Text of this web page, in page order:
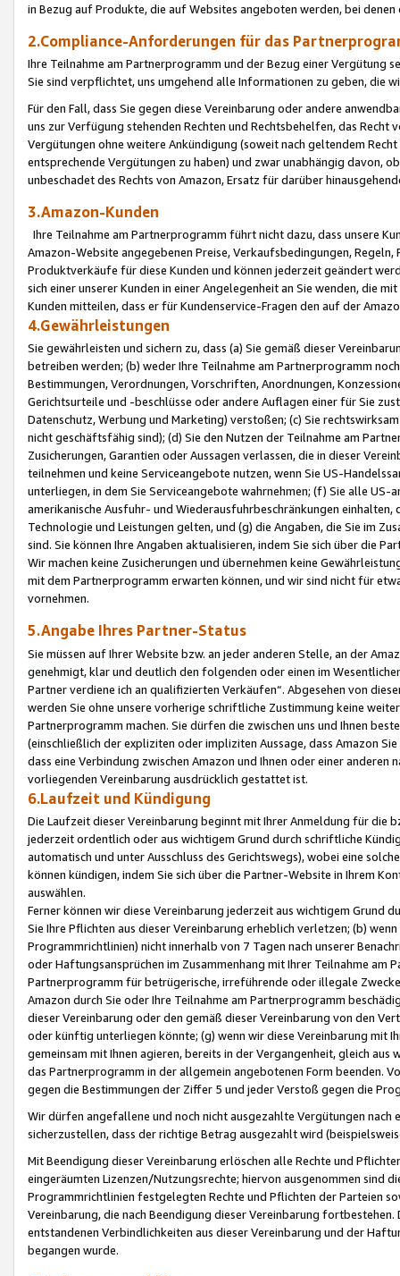
in Bezug auf Produkte, die auf Websites angeboten werden, bei
2.Compliance-Anforderungen für das
Ihre Teilnahme am Partnerprogramm und der Bezug einer Vergütung
Sie sind verpflichtet, uns umgehend alle Informationen zu geben, die
Für den Fall, dass Sie gegen diese Vereinbarung oder andere
uns zur Verfügung stehenden Rechten und Rechtsbehelfen, das
Vergütungen ohne weitere Ankündigung (soweit nach geltendem
entsprechende Vergütungen zu haben) und zwar unabhängig davon,
unbeschadet des Rechts von Amazon, Ersatz für darüber
3.Amazon-Kunden
Ihre Teilnahme am Partnerprogramm führt nicht dazu, dass unsere
Amazon-Website angegebenen Preise, Verkaufsbedingungen,
Produktverkäufe für diese Kunden und können jederzeit geändert
sich einer unserer Kunden in einer Angelegenheit an Sie wenden, die
Kunden mitteilen, dass er für Kundenservice-Fragen den auf der
4.Gewährleistungen
Sie gewährleisten und sichern zu, dass (a) Sie gemäß dieser
betreiben werden; (b) weder Ihre Teilnahme am Partnerprogramm
Bestimmungen, Verordnungen, Vorschriften, Anordnungen,
Gerichtsurteile und -beschlüsse oder andere Auflagen einer für Sie
Datenschutz, Werbung und Marketing) verstoßen; (c) Sie
nicht geschäftsfähig sind); (d) Sie den Nutzen der Teilnahme am
Zusicherungen, Garantien oder Aussagen verlassen, die in dieser
teilnehmen und keine Serviceangebote nutzen, wenn Sie US-
unterliegen, in dem Sie Serviceangebote wahrnehmen; (f) Sie alle
amerikanische Ausfuhr- und Wiederausfuhrbeschränkungen
Technologie und Leistungen gelten, und (g) die Angaben, die Sie im
sind. Sie können Ihre Angaben aktualisieren, indem Sie sich über die
Wir machen keine Zusicherungen und übernehmen keine
mit dem Partnerprogramm erwarten können, und wir sind nicht für
vornehmen.
5.Angabe Ihres Partner-Status
Sie müssen auf Ihrer Website bzw. an jeder anderen Stelle, an der
genehmigt, klar und deutlich den folgenden oder einen im
Partner verdiene ich an qualifizierten Verkäufen“. Abgesehen von
werden Sie ohne unsere vorherige schriftliche Zustimmung keine
Partnerprogramm machen. Sie dürfen die zwischen uns und Ihnen
(einschließlich der expliziten oder impliziten Aussage, dass Amazon
dass eine Verbindung zwischen Amazon und Ihnen oder einer
vorliegenden Vereinbarung ausdrücklich gestattet ist.
6.Laufzeit und Kündigung
Die Laufzeit dieser Vereinbarung beginnt mit Ihrer Anmeldung für die
jederzeit ordentlich oder aus wichtigem Grund durch schriftliche
automatisch und unter Ausschluss des Gerichtswegs), wobei eine
können kündigen, indem Sie sich über die Partner-Website in Ihrem
auswählen.
Ferner können wir diese Vereinbarung jederzeit aus wichtigem Grund
Sie Ihre Pflichten aus dieser Vereinbarung erheblich verletzen; (b)
Programmrichtlinien) nicht innerhalb von 7 Tagen nach unserer
oder Haftungsansprüchen im Zusammenhang mit Ihrer Teilnahme am
Partnerprogramm für betrügerische, irreführende oder illegale
Amazon durch Sie oder Ihre Teilnahme am Partnerprogramm
dieser Vereinbarung oder den gemäß dieser Vereinbarung von den
oder künftig unterliegen könnte; (g) wenn wir diese Vereinbarung mit
gemeinsam mit Ihnen agieren, bereits in der Vergangenheit, gleich
das Partnerprogramm in der allgemein angebotenen Form beenden.
gegen die Bestimmungen der Ziffer 5 und jeder Verstoß gegen die
Wir dürfen angefallene und noch nicht ausgezahlte Vergütungen
sicherzustellen, dass der richtige Betrag ausgezahlt wird
Mit Beendigung dieser Vereinbarung erlöschen alle Rechte und
eingeräumten Lizenzen/Nutzungsrechte; hiervon ausgenommen sind
Programmrichtlinien festgelegten Rechte und Pflichten der Parteien
Vereinbarung, die nach Beendigung dieser Vereinbarung
entstandenen Verbindlichkeiten aus dieser Vereinbarung und der
begangen wurde.